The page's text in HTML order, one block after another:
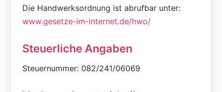
Die Handwerksordnung ist abrufbar unter:
www.gesetze-im-internet.de/hwo/
Steuerliche Angaben
Steuernummer: 082/241/06069